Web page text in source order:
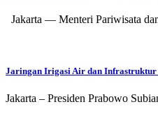
Jakarta — Menteri Pariwisata
Jaringan Irigasi Air dan Infrastruktur
Jakarta – Presiden Prabowo